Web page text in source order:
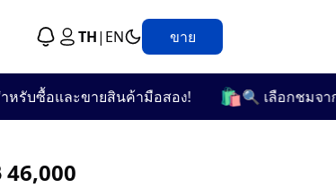
TH| EN ขาย
อและขายสินค้ามือสอง! 🛍️ 🔍 เลือกชมจากกว่า
46,000